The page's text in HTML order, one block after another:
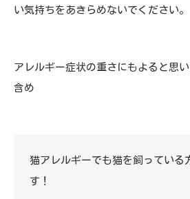
い気持ちをあきらめないでください。
アレルギー症状の重さにもよると思
含め
猫アレルギーでも猫を飼っている
す！